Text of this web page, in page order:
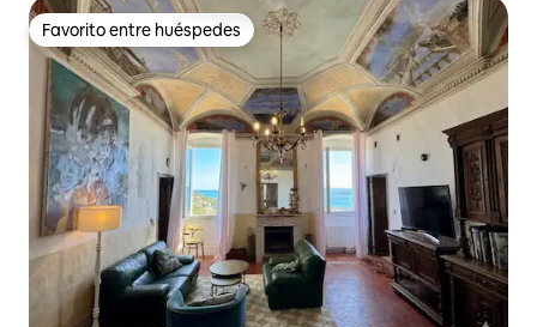
Favorito entre huéspedes
Favorito entre huéspedes